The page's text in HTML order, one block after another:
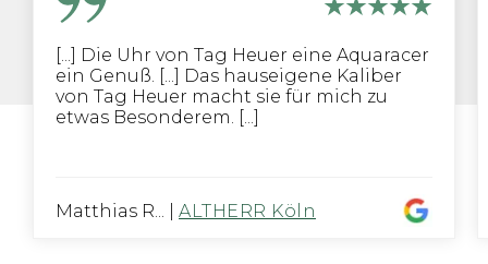
[...] Die Uhr von Tag Heuer eine Aquaracer
ein Genuß. [...] Das hauseigene Kaliber
von Tag Heuer macht sie für mich zu
etwas Besonderem. [...]
Matthias R... ALTHERR Köln